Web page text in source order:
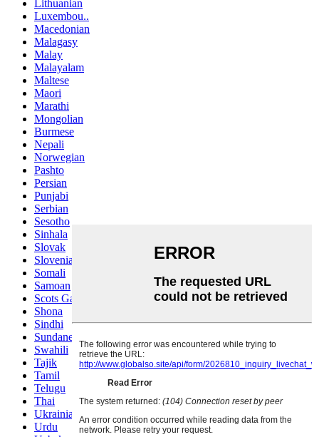
Lithuanian
Luxembou..
Macedonian
Malagasy
Malay
Malayalam
Maltese
Maori
Marathi
Mongolian
Burmese
Nepali
Norwegian
Pashto
Persian
Punjabi
Serbian
Sesotho
Sinhala
Slovak
Slovenian
Somali
Samoan
Scots Gaelic
Shona
Sindhi
Sundanese
Swahili
Tajik
Tamil
Telugu
Thai
Ukrainian
Urdu